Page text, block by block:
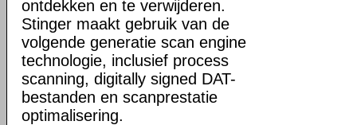
ontdekken en te verwijderen.
Stinger maakt gebruik van de
volgende generatie scan engine
technologie, inclusief process
scanning, digitally signed DAT-
bestanden en scanprestatie
optimalisering.